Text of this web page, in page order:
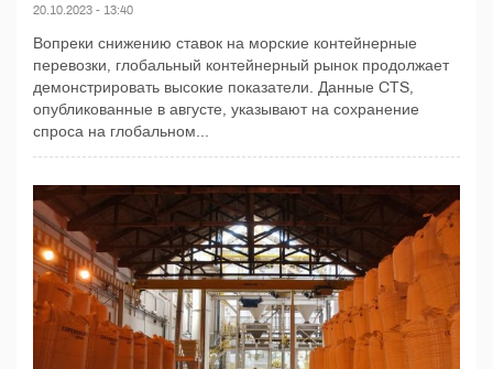
20.10.2023 - 13:40
Вопреки снижению ставок на морские контейнерные
перевозки, глобальный контейнерный рынок продолжает
демонстрировать высокие показатели. Данные CTS,
опубликованные в августе, указывают на сохранение
спроса на глобальном...